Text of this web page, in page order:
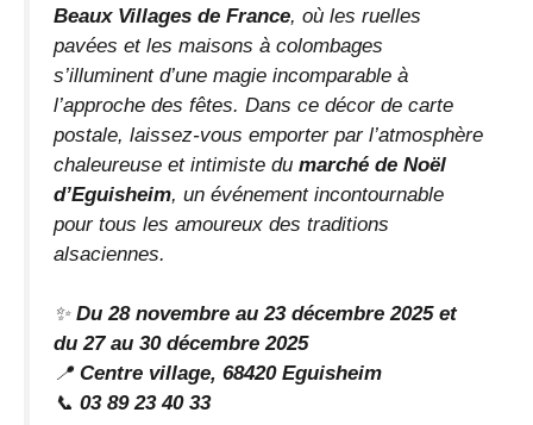
Beaux Villages de France, où les ruelles
pavées et les maisons à colombages
s’illuminent d’une magie incomparable à
l’approche des fêtes. Dans ce décor de carte
postale, laissez-vous emporter par l’atmosphère
chaleureuse et intimiste du marché de Noël
d’Eguisheim, un événement incontournable
pour tous les amoureux des traditions
alsaciennes.
✨ Du 28 novembre au 23 décembre 2025 et
du 27 au 30 décembre 2025
📍 Centre village, 68420 Eguisheim
📞 03 89 23 40 33